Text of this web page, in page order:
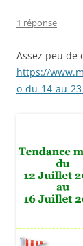
1 réponse
Assez peu de
https://
o-du-14-au-